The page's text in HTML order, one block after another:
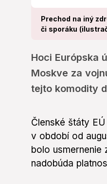
Prechod na iný
či sporáku
Hoci Európska
Moskve za
tejto komodity
Členské štáty
v období od
bolo
nadobúda